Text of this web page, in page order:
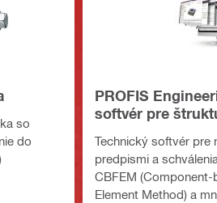
so
do
PROFIS
softvér pre
Technický softvér pre
predpismi a
CBFEM (Component-
Element Method) a